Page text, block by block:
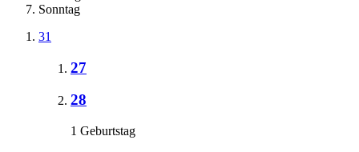
Sonntag
31
27
28
1 Geburtstag